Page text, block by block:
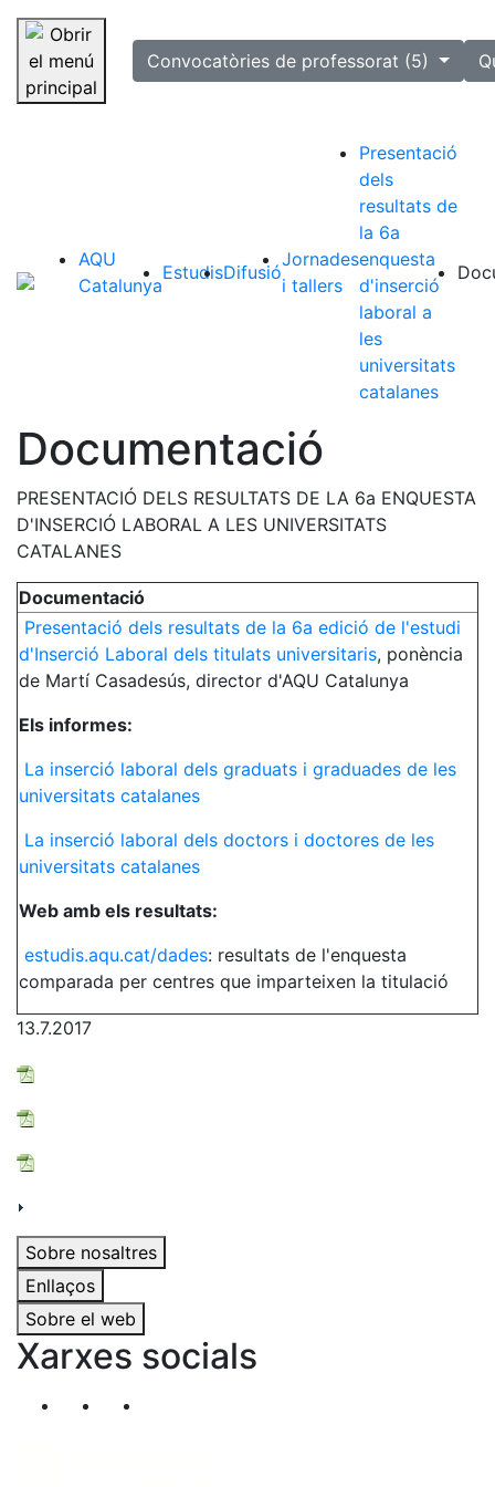
Saltar la navegació
selectedConvocatòries de professorat (5)
AQU
Catalunya
EstudisDifusió
Jornades
i tallers
Presentació
dels
resultats de
la 6a
enquesta
d'inserció
laboral a
les
universitats
catalanes
Documentació
PRESENTACIÓ DELS RESULTATS DE LA 6a ENQUESTA
D'INSERCIÓ LABORAL A LES UNIVERSITATS
CATALANES
Documentació
Presentació dels resultats de la 6a edició de l'estudi
d'Inserció Laboral dels titulats universitaris, ponència
de Martí Casadesús, director d'AQU Catalunya
Els informes:
La inserció laboral dels graduats i graduades de les
universitats catalanes
La inserció laboral dels doctors i doctores de les
universitats catalanes
Web amb els resultats:
estudis.aqu.cat/dades: resultats de l'enquesta
comparada per centres que imparteixen la titulació
13.7.2017
Sobre nosaltres
Enllaços
Sobre el web
Xarxes socials
Segueix-nos al nostre canal de Twitter